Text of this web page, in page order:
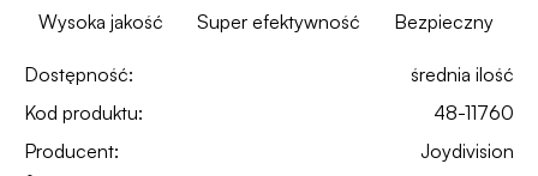
Wysoka jakość Super efektywność Bezpieczny
Dostępność:
średnia ilość
Kod produktu:
48-11760
Producent:
Joydivision